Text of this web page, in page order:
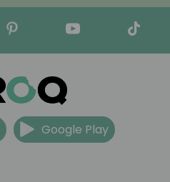
Google Play